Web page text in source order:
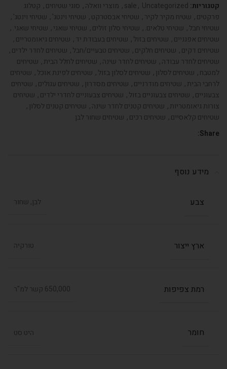
קטגוריות:
sale, Uncategorized
, מוצרי וואלה, סוגי שטיחים, קטלוג
פרקטים, שטיח מקיר לקיר, שטיחי אבסטרקט, שטיחי וינטג', שטיחי וינטג',
שטיחי חבל, שטיחי טלאים., שטיחי סלון זולים, שטיחי שאגי, שטיחי שאגי.,
שטיחים אפגניים, שטיחים בזול, שטיחים בעבודת יד, שטיחים גיאומטריים,
שטיחים דקים, שטיחים חלקים, שטיחים טבעיים/חבל, שטיחים לחדר ילדים,
שטיחים לחדר עבודה, שטיחים לחדר שינה, שטיחים לחלל הבית, שטיחים
למטבח, שטיחים לסלון, שטיחים לסלון בזול, שטיחים לפינת אוכל, שטיחים
לרחבי הבית, שטיחים מודרניים, שטיחים מסדרון, שטיחים עגולים, שטיחים
צבעוניים, שטיחים צבעוניים בזול, שטיחים צבעוניים לחדרי ילדים, שטיחים
צורות גיאומטריות, שטיחים קטנים לחדר שינה, שטיחים קטנים לסלון,
שטיחים קלאסיים, שטיחים רכים, שטיחים שחור לבן
Share:
מידע נוסף
צבע לבן, שחור
ארץ ייצור טורקיה
רמת צפיפות 650,000 קשר למ"ר
חומר היט סט